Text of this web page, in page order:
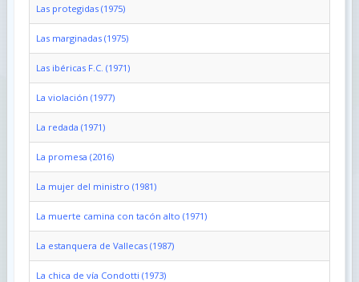
Las protegidas (1975)
Las marginadas (1975)
Las ibéricas F.C. (1971)
La violación (1977)
La redada (1971)
La promesa (2016)
La mujer del ministro (1981)
La muerte camina con tacón alto (1971)
La estanquera de Vallecas (1987)
La chica de vía Condotti (1973)